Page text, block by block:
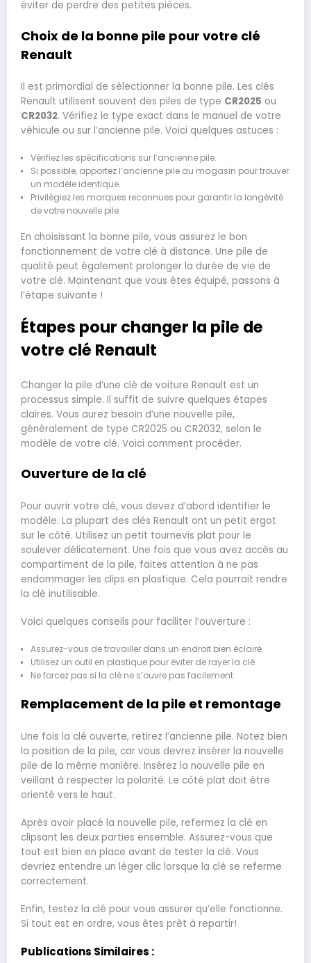
éviter de perdre des petites pièces.
Choix de la bonne pile pour votre clé
Renault
Il est primordial de sélectionner la bonne pile. Les clés
Renault utilisent souvent des piles de type CR2025 ou
CR2032. Vérifiez le type exact dans le manuel de votre
véhicule ou sur l’ancienne pile. Voici quelques astuces :
Vérifiez les spécifications sur l’ancienne pile.
Si possible, apportez l’ancienne pile au magasin pour trouver
un modèle identique.
Privilégiez les marques reconnues pour garantir la longévité
de votre nouvelle pile.
En choisissant la bonne pile, vous assurez le bon
fonctionnement de votre clé à distance. Une pile de
qualité peut également prolonger la durée de vie de
votre clé. Maintenant que vous êtes équipé, passons à
l’étape suivante !
Étapes pour changer la pile de
votre clé Renault
Changer la pile d’une clé de voiture Renault est un
processus simple. Il suffit de suivre quelques étapes
claires. Vous aurez besoin d’une nouvelle pile,
généralement de type CR2025 ou CR2032, selon le
modèle de votre clé. Voici comment procéder.
Ouverture de la clé
Pour ouvrir votre clé, vous devez d’abord identifier le
modèle. La plupart des clés Renault ont un petit ergot
sur le côté. Utilisez un petit tournevis plat pour le
soulever délicatement. Une fois que vous avez accès au
compartiment de la pile, faites attention à ne pas
endommager les clips en plastique. Cela pourrait rendre
la clé inutilisable.
Voici quelques conseils pour faciliter l’ouverture :
Assurez-vous de travailler dans un endroit bien éclairé.
Utilisez un outil en plastique pour éviter de rayer la clé.
Ne forcez pas si la clé ne s’ouvre pas facilement.
Remplacement de la pile et remontage
Une fois la clé ouverte, retirez l’ancienne pile. Notez bien
la position de la pile, car vous devrez insérer la nouvelle
pile de la même manière. Insérez la nouvelle pile en
veillant à respecter la polarité. Le côté plat doit être
orienté vers le haut.
Après avoir placé la nouvelle pile, refermez la clé en
clipsant les deux parties ensemble. Assurez-vous que
tout est bien en place avant de tester la clé. Vous
devriez entendre un léger clic lorsque la clé se referme
correctement.
Enfin, testez la clé pour vous assurer qu’elle fonctionne.
Si tout est en ordre, vous êtes prêt à repartir!
Publications Similaires :